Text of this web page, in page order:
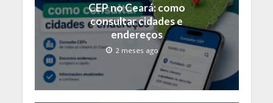
CEP no Ceará: como
consultar cidades e
endereços
2 meses ago